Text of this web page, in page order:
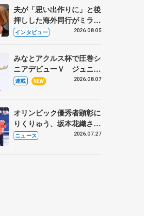
部科学省スポーツ表彰
式】
夫が「思い出作りに」と後
押しした海外同行がミラノ
まで… 繁華街のリンクで
に 小林芳子さんが振り返
るスケート人生
インタビュー 2026.08.05
みなとアクルス杯で圧巻シ
ニアデビューＶ ジュニア
で４シーズン無敗の島田麻
連載 NEW 2026.08.07
オリンピック優秀者顕彰に
りくりゅう、坂本花織さ
ん、団体メンバーら 8月
ニュース 2026.07.27